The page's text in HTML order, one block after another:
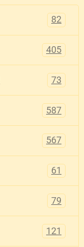
82
405
73
587
567
61
79
121